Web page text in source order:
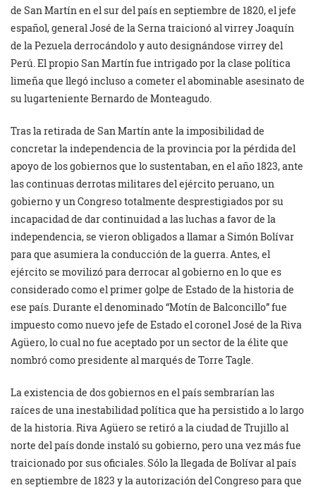
de San Martín en el sur del país en septiembre de 1820, el jefe
español, general José de la Serna traicionó al virrey Joaquín
de la Pezuela derrocándolo y auto designándose virrey del
Perú. El propio San Martín fue intrigado por la clase política
limeña que llegó incluso a cometer el abominable asesinato de
su lugarteniente Bernardo de Monteagudo.
Tras la retirada de San Martín ante la imposibilidad de
concretar la independencia de la provincia por la pérdida del
apoyo de los gobiernos que lo sustentaban, en el año 1823, ante
las continuas derrotas militares del ejército peruano, un
gobierno y un Congreso totalmente desprestigiados por su
incapacidad de dar continuidad a las luchas a favor de la
independencia, se vieron obligados a llamar a Simón Bolívar
para que asumiera la conducción de la guerra. Antes, el
ejército se movilizó para derrocar al gobierno en lo que es
considerado como el primer golpe de Estado de la historia de
ese país. Durante el denominado “Motín de Balconcillo” fue
impuesto como nuevo jefe de Estado el coronel José de la Riva
Agüero, lo cual no fue aceptado por un sector de la élite que
nombró como presidente al marqués de Torre Tagle.
La existencia de dos gobiernos en el país sembrarían las
raíces de una inestabilidad política que ha persistido a lo largo
de la historia. Riva Agüero se retiró a la ciudad de Trujillo al
norte del país donde instaló su gobierno, pero una vez más fue
traicionado por sus oficiales. Sólo la llegada de Bolívar al país
en septiembre de 1823 y la autorización del Congreso para que